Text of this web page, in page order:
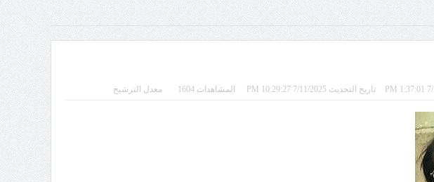
تاريخ التحديث 7/11/2025 10:29:27 PM المشاهدات 1604 معدل الترشيح